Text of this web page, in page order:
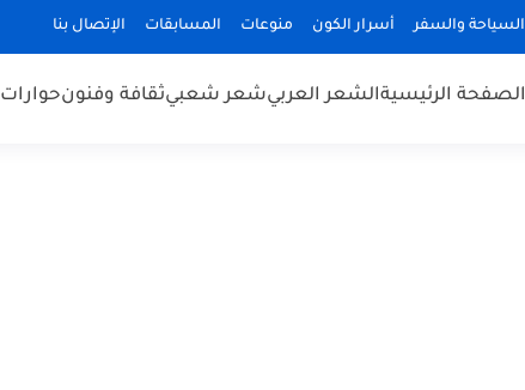
السياحة والسفر أسرار الكون منوعات المسابقات الإتصال بنا
الصفحة الرئيسيةالشعر العربيشعر شعبيثقافة وفنونحوارات